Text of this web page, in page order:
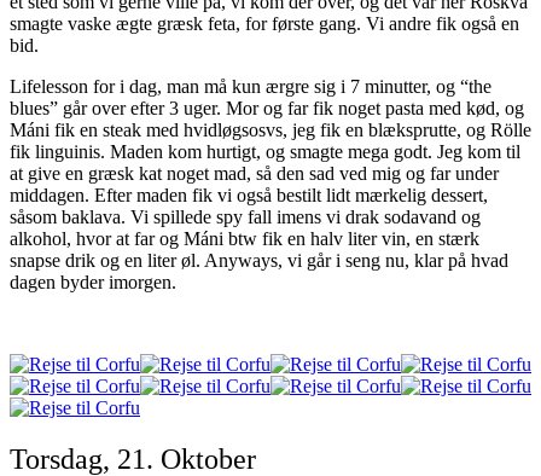
smagte vaske ægte græsk feta, for første gang. Vi andre fik også en
bid.
Lifelesson for i dag, man må kun ærgre sig i 7 minutter, og “the
blues” går over efter 3 uger. Mor og far fik noget pasta med kød, og
Máni fik en steak med hvidløgsosvs, jeg fik en blæksprutte, og Rölle
fik linguinis. Maden kom hurtigt, og smagte mega godt. Jeg kom til
at give en græsk kat noget mad, så den sad ved mig og far under
middagen. Efter maden fik vi også bestilt lidt mærkelig dessert,
såsom baklava. Vi spillede spy fall imens vi drak sodavand og
alkohol, hvor at far og Máni btw fik en halv liter vin, en stærk
snapse drik og en liter øl. Anyways, vi går i seng nu, klar på hvad
dagen byder imorgen.
Torsdag, 21. Oktober